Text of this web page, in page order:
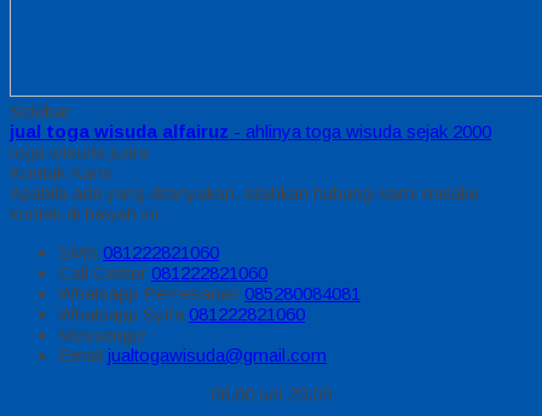
Sidebar
jual toga wisuda alfairuz - ahlinya toga wisuda sejak 2000
toga wisuda juara
Kontak Kami
Apabila ada yang ditanyakan, silahkan hubungi kami melalui
kontak di bawah ini.
SMS 081222821060
Call Center 081222821060
Whatsapp Pemesanan 085280084081
Whatsapp Syifa 081222821060
Messenger
Email jualtogawisuda@gmail.com
08.00 s/d 20.00